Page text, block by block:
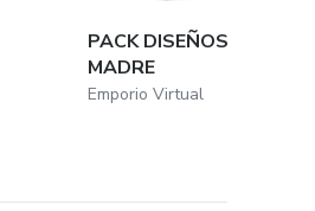
PACK DISEÑOS DIA DE LA
MADRE
Emporio Virtual